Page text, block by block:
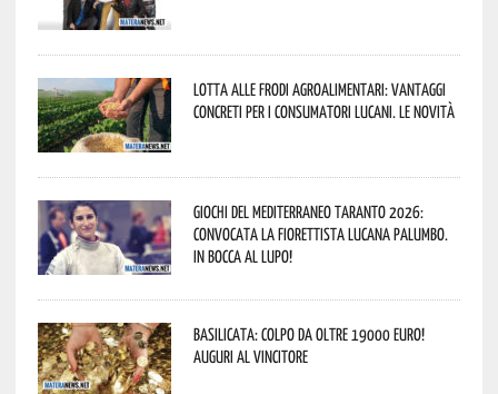
Lotta alle frodi agroalimentari: vantaggi
concreti per i consumatori lucani. Le novità
Giochi del Mediterraneo Taranto 2026:
convocata la fiorettista lucana Palumbo.
In bocca al lupo!
Basilicata: colpo da oltre 19000 Euro!
Auguri al vincitore